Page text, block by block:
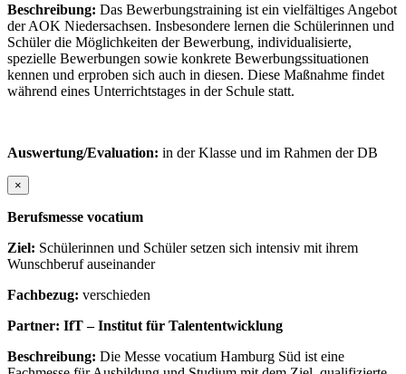
Beschreibung: Das Bewerbungstraining ist ein vielfältiges Angebot
der AOK Niedersachsen. Insbesondere lernen die Schülerinnen und
Schüler die Möglichkeiten der Bewerbung, individualisierte,
spezielle Bewerbungen sowie konkrete Bewerbungssituationen
kennen und erproben sich auch in diesen. Diese Maßnahme findet
während eines Unterrichtstages in der Schule statt.
Auswertung/Evaluation: in der Klasse und im Rahmen der DB
×
Berufsmesse vocatium
Ziel: Schülerinnen und Schüler setzen sich intensiv mit ihrem
Wunschberuf auseinander
Fachbezug: verschieden
Partner: IfT – Institut für Talententwicklung
Beschreibung: Die Messe vocatium Hamburg Süd ist eine